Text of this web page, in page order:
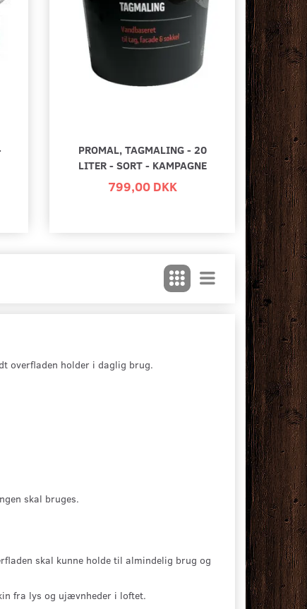
PROMAL, TAGMALING - 20
LITER - SORT - KAMPAGNE
799,00 DKK
overfladen holder i daglig brug.
skal bruges.
skal kunne holde til almindelig brug og
fra lys og ujævnheder i loftet.